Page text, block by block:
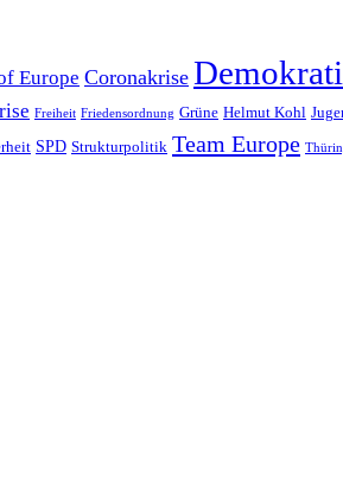
Europe Coronakrise
Freiheit Friedensordnung Grüne Helmut Kohl
SPD Strukturpolitik Team Europe